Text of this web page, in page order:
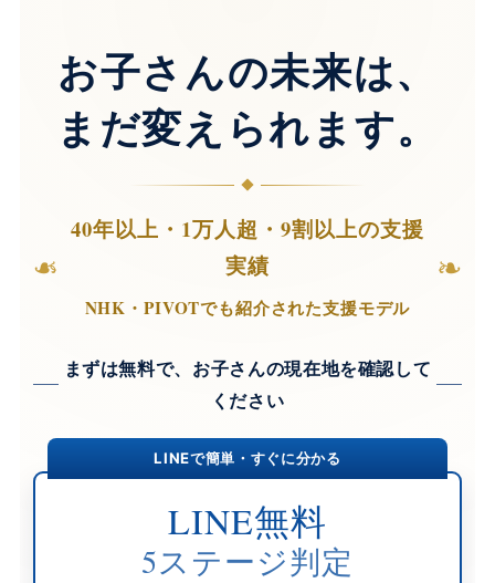
お子さんの未来は、
まだ変えられます。
❧
40年以上・1万人超・9割以上の支援
実績
NHK・PIVOTでも紹介された支援モデル
❧
まずは無料で、お子さんの現在地を確認して
ください
LINEで簡単・すぐに分かる
LINE無料
5ステージ判定